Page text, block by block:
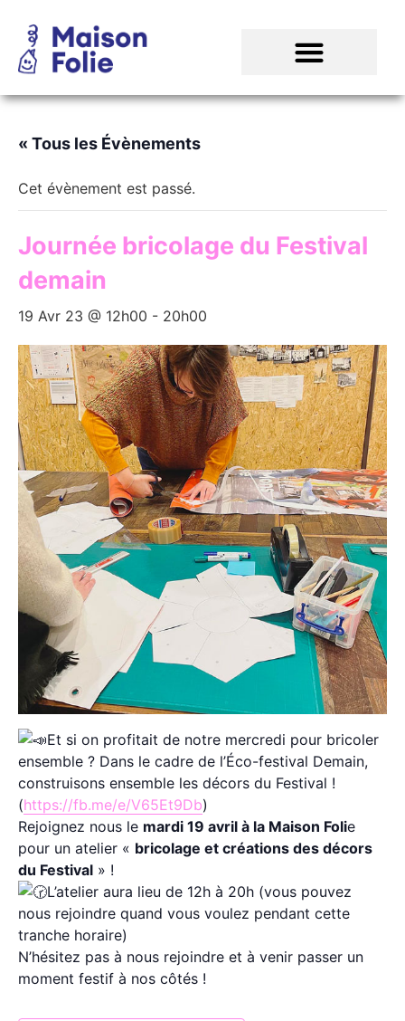
« Tous les Évènements
Cet évènement est passé.
Journée bricolage du Festival
demain
19 Avr 23 @ 12h00 - 20h00
Et si on profitait de notre mercredi pour bricoler
ensemble ? Dans le cadre de l’Éco-festival Demain,
construisons ensemble les décors du Festival !
(https://fb.me/e/V65Et9Db)
Rejoignez nous le mardi 19 avril à la Maison Folie
pour un atelier « bricolage et créations des décors
du Festival » !
L’atelier aura lieu de 12h à 20h (vous pouvez
nous rejoindre quand vous voulez pendant cette
tranche horaire)
N’hésitez pas à nous rejoindre et à venir passer un
moment festif à nos côtés !